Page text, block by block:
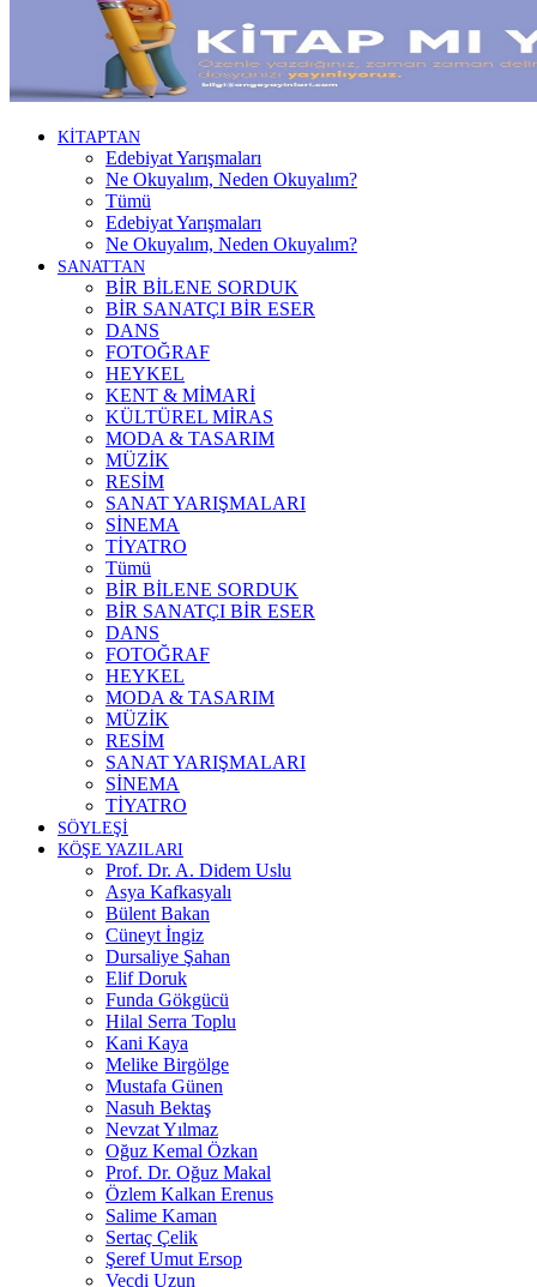
KİTAPTAN
Edebiyat Yarışmaları
Ne Okuyalım, Neden Okuyalım?
Tümü
Edebiyat Yarışmaları
Ne Okuyalım, Neden Okuyalım?
SANATTAN
BİR BİLENE SORDUK
BİR SANATÇI BİR ESER
DANS
FOTOĞRAF
HEYKEL
KENT & MİMARİ
KÜLTÜREL MİRAS
MODA & TASARIM
MÜZİK
RESİM
SANAT YARIŞMALARI
SİNEMA
TİYATRO
Tümü
BİR BİLENE SORDUK
BİR SANATÇI BİR ESER
DANS
FOTOĞRAF
HEYKEL
MODA & TASARIM
MÜZİK
RESİM
SANAT YARIŞMALARI
SİNEMA
TİYATRO
SÖYLEŞİ
KÖŞE YAZILARI
Prof. Dr. A. Didem Uslu
Asya Kafkasyalı
Bülent Bakan
Cüneyt İngiz
Dursaliye Şahan
Elif Doruk
Funda Gökgücü
Hilal Serra Toplu
Kani Kaya
Melike Birgölge
Mustafa Günen
Nasuh Bektaş
Nevzat Yılmaz
Oğuz Kemal Özkan
Prof. Dr. Oğuz Makal
Özlem Kalkan Erenus
Salime Kaman
Sertaç Çelik
Şeref Umut Ersop
Vecdi Uzun